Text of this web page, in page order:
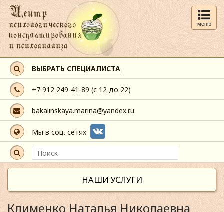
меню
ВЫБРАТЬ СПЕЦИАЛИСТА
+7 912 249-41-89 (с 12 до 22)
bakalinskaya.marina@yandex.ru
Мы в соц. сетях
НАШИ УСЛУГИ
Клименко Наталья Николаевна